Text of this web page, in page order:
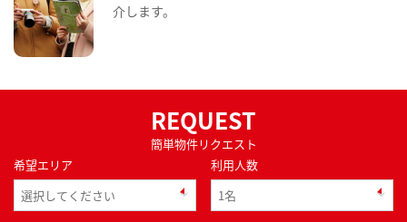
介します。
REQUEST
簡単物件リクエスト
希望エリア
利用人数